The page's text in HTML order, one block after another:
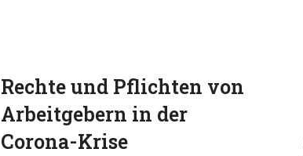
Rechte und Pflichten von
Arbeitgebern in der
Corona-Krise